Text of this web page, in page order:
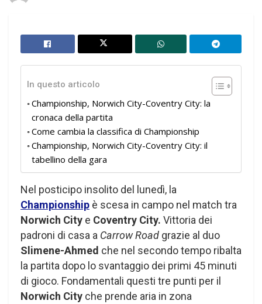
In questo articolo
Championship, Norwich City-Coventry City: la
cronaca della partita
Come cambia la classifica di Championship
Championship, Norwich City-Coventry City: il
tabellino della gara
Nel posticipo insolito del lunedì, la
Championship è scesa in campo nel match tra
Norwich City e Coventry City. Vittoria dei
padroni di casa a Carrow Road grazie al duo
Slimene-Ahmed che nel secondo tempo ribalta
la partita dopo lo svantaggio dei primi 45 minuti
di gioco. Fondamentali questi tre punti per il
Norwich City che prende aria in zona